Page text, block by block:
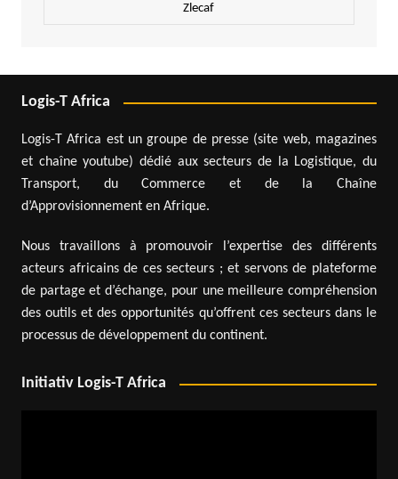
Zlecaf
Logis-T Africa
Logis-T Africa est un groupe de presse (site web, magazines
et chaîne youtube) dédié aux secteurs de la Logistique, du
Transport, du Commerce et de la Chaîne
d’Approvisionnement en Afrique.
Nous travaillons à promouvoir l’expertise des différents
acteurs africains de ces secteurs ; et servons de plateforme
de partage et d’échange, pour une meilleure compréhension
des outils et des opportunités qu’offrent ces secteurs dans le
processus de développement du continent.
Initiativ Logis-T Africa